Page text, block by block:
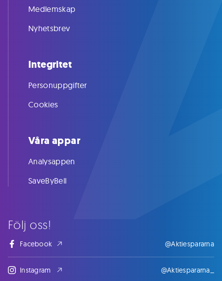
Följ oss!
Facebook @Aktiespararna
Instagram @Aktiespararna_
Medlemskap
Nyhetsbrev
Integritet
Personuppgifter
Cookies
Våra appar
Analysappen
SaveByBell